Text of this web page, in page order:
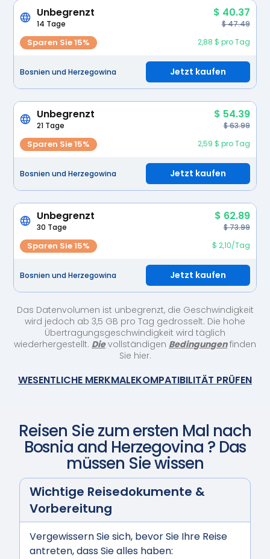
Unbegrenzt $ 40.37
14 Tage $ 47.49
Sparen Sie 15% 2,88 $ pro Tag
Bosnien und Herzegowina Jetzt kaufen
Unbegrenzt $ 54.39
21 Tage $ 63.99
Sparen Sie 15% 2,59 $ pro Tag
Bosnien und Herzegowina Jetzt kaufen
Unbegrenzt $ 62.89
30 Tage $ 73.99
Sparen Sie 15% $ 2,10/Tag
Bosnien und Herzegowina Jetzt kaufen
Das Datenvolumen ist unbegrenzt, die Geschwindigkeit
wird jedoch ab 3,5 GB pro Tag gedrosselt. Die hohe
Übertragungsgeschwindigkeit wird täglich
wiederhergestellt. Dievollständigen Bedingungenfinden
Sie hier.
WESENTLICHE MERKMALEKOMPATIBILITÄT PRÜFEN
Reisen Sie zum ersten Mal nach
Bosnia and Herzegovina ? Das
müssen Sie wissen
Wichtige Reisedokumente &
Vorbereitung
Vergewissern Sie sich, bevor Sie Ihre Reise
antreten, dass Sie alles haben: